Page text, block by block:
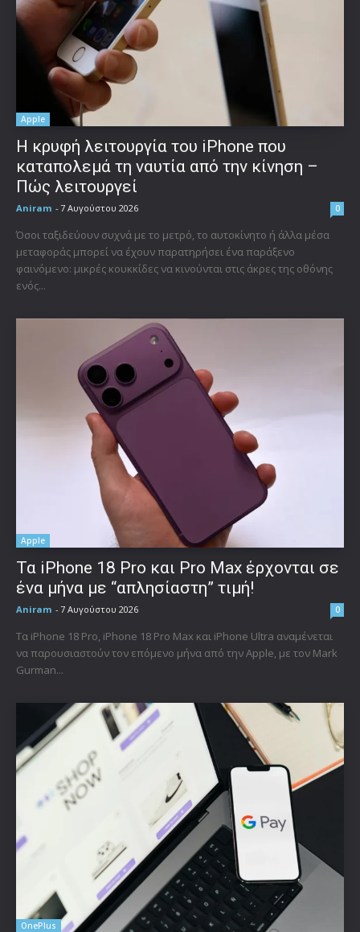
Apple
Η κρυφή λειτουργία του iPhone που
καταπολεμά τη ναυτία από την κίνηση –
Πώς λειτουργεί
Aniram - 7 Αυγούστου 2026 0
Όσοι ταξιδεύουν συχνά με το μετρό, το αυτοκίνητο ή άλλα μέσα
μεταφοράς μπορεί να έχουν παρατηρήσει ένα παράξενο
φαινόμενο: μικρές κουκκίδες να κινούνται στις άκρες της οθόνης
ενός...
Apple
Τα iPhone 18 Pro και Pro Max έρχονται σε
ένα μήνα με “απλησίαστη” τιμή!
Aniram - 7 Αυγούστου 2026 0
Τα iPhone 18 Pro, iPhone 18 Pro Max και iPhone Ultra αναμένεται
να παρουσιαστούν τον επόμενο μήνα από την Apple, με τον Mark
Gurman...
OnePlus